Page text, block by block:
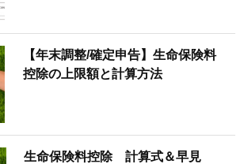
【年末調整/確定申告】生命保険料
控除の上限額と計算方法
生命保険料控除 計算式＆早見